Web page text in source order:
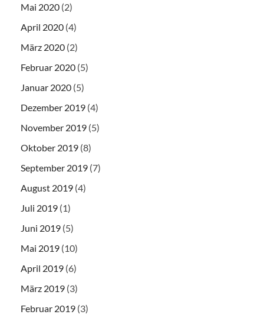
Mai 2020 (2)
April 2020 (4)
März 2020 (2)
Februar 2020 (5)
Januar 2020 (5)
Dezember 2019 (4)
November 2019 (5)
Oktober 2019 (8)
September 2019 (7)
August 2019 (4)
Juli 2019 (1)
Juni 2019 (5)
Mai 2019 (10)
April 2019 (6)
März 2019 (3)
Februar 2019 (3)